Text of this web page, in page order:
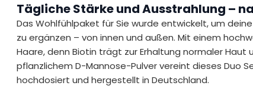
Tägliche Stärke und Ausstrahlung –
Das Wohlfühlpaket für Sie wurde entwickelt, um
zu ergänzen – von innen und außen. Mit einem
Haare, denn Biotin trägt zur Erhaltung normaler Haut
pflanzlichem D-Mannose-Pulver vereint dieses Duo
hochdosiert und hergestellt in Deutschland.